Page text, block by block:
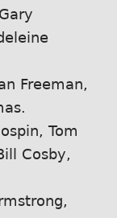
Freeman,
Tom
Cosby,